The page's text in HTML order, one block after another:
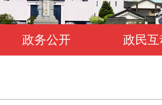
政务公开 政民互